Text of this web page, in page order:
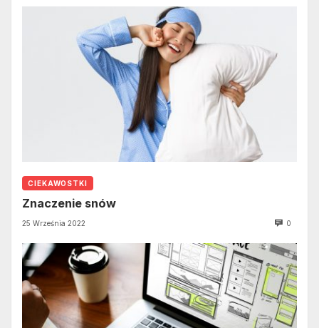
CIEKAWOSTKI
Znaczenie snów
25 Września 2022 0